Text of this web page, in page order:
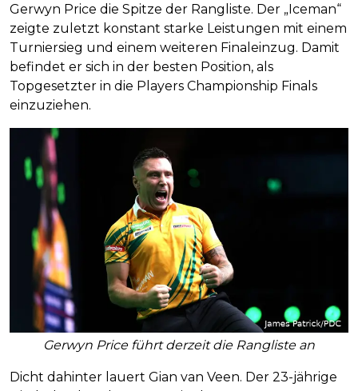
Gerwyn Price die Spitze der Rangliste. Der „Iceman“
zeigte zuletzt konstant starke Leistungen mit einem
Turniersieg und einem weiteren Finaleinzug. Damit
befindet er sich in der besten Position, als
Topgesetzter in die Players Championship Finals
einzuziehen.
Gerwyn Price führt derzeit die Rangliste an
Dicht dahinter lauert Gian van Veen. Der 23-jährige